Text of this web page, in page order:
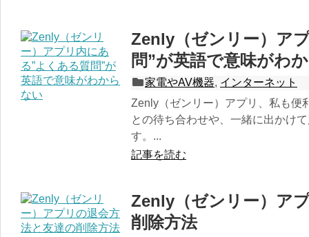
Zenly（ゼンリー）ア
問”が英語で意味がわ
家電やAV機器, インターネット
Zenly（ゼンリー）アプリ、私も便
との待ち合わせや、一緒に出かけ
す。...
記事を読む
Zenly（ゼンリー）ア
削除方法